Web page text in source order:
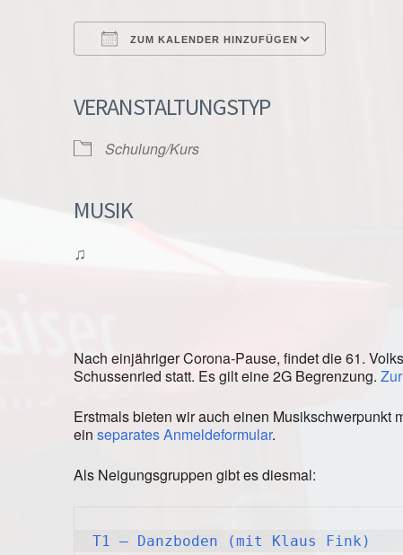
ZUM KALENDER HINZUFÜGEN
Google
VERANSTALTUNGSTYP
Schulung/Kurs
MUSIK
♫
Nach einjähriger Corona-Pause, findet die 61.
Schussenried statt. Es gilt eine 2G Begrenzung.
Erstmals bieten wir auch einen Musikschwerpunkt
ein separates Anmeldeformular.
Als Neigungsgruppen gibt es diesmal:
T1 – Danzboden (mit Klaus Fink)